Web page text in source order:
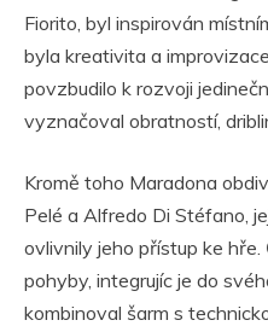
Fiorito, byl inspirován
byla kreativita a
povzbudilo k rozvoji
vyznačoval obratností,
Kromě toho Maradona
Pelé a Alfredo Di Stéfano,
ovlivnily jeho přístup ke
pohyby, integrujíc je do
kombinoval šarm s